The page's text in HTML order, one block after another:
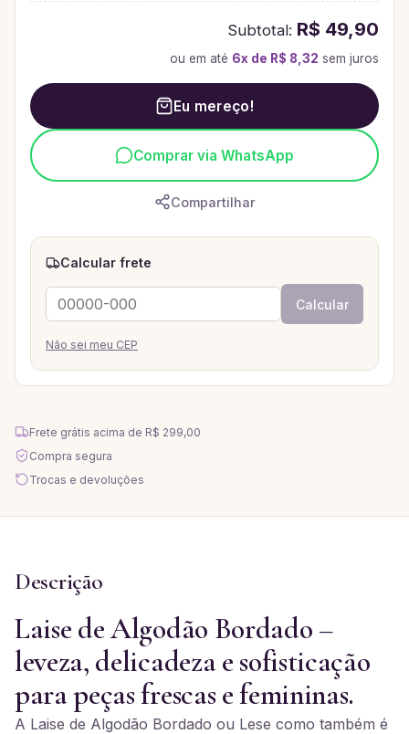
Subtotal: R$ 49,90
ou em até 6x de R$ 8,32 sem juros
Eu mereço!
Comprar via WhatsApp
Compartilhar
Calcular frete
Calcular
Não sei meu CEP
Frete grátis acima de R$ 299,00
Compra segura
Trocas e devoluções
Descrição
Laise de Algodão Bordado –
leveza, delicadeza e sofisticação
para peças frescas e femininas.
A Laise de Algodão Bordado ou Lese como também é